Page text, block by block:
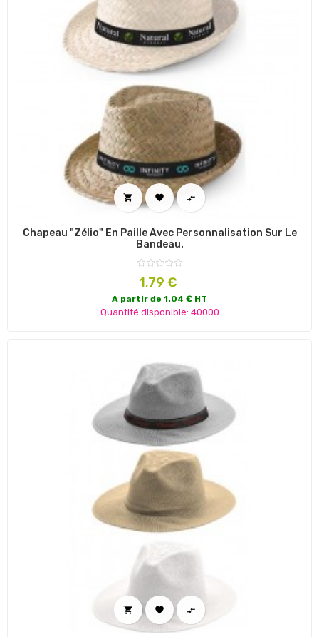
  
Chapeau "Zélio" En Paille Avec Personnalisation Sur Le
Bandeau.
Prix
1,79 €
A partir de 1.04 € HT
Quantité disponible: 40000
  